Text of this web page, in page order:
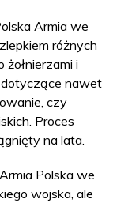
Armia we
różnych
i
dotyczące nawet
czy
Proces
na lata.
Polska we
wojska, ale